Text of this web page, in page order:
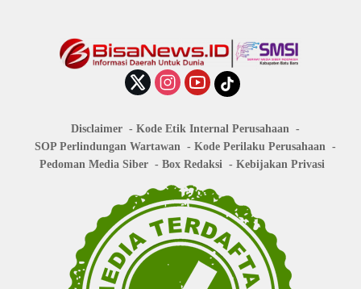
Disclaimer
Kode Etik Internal Perusahaan
SOP Perlindungan Wartawan
Kode Perilaku Perusahaan
Pedoman Media Siber
Box Redaksi Kebijakan Privasi